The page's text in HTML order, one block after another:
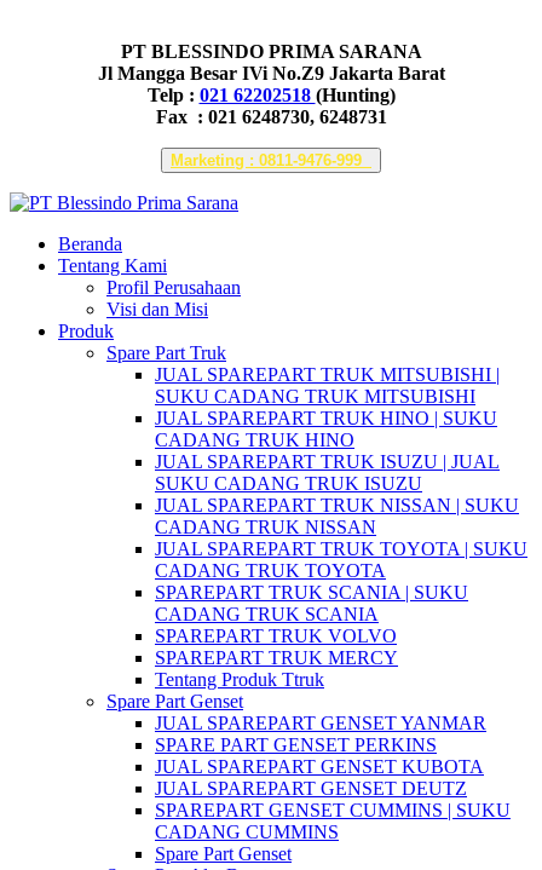
PT BLESSINDO PRIMA SARANA
Jl Mangga Besar IVi No.Z9 Jakarta Barat
Telp : 021 62202518 (Hunting)
Fax : 021 6248730, 6248731
Marketing : 0811-9476-999
Beranda
Tentang Kami
Profil Perusahaan
Visi dan Misi
Produk
Spare Part Truk
JUAL SPAREPART TRUK MITSUBISHI |
SUKU CADANG TRUK MITSUBISHI
JUAL SPAREPART TRUK HINO | SUKU
CADANG TRUK HINO
JUAL SPAREPART TRUK ISUZU | JUAL
SUKU CADANG TRUK ISUZU
JUAL SPAREPART TRUK NISSAN | SUKU
CADANG TRUK NISSAN
JUAL SPAREPART TRUK TOYOTA | SUKU
CADANG TRUK TOYOTA
SPAREPART TRUK SCANIA | SUKU
CADANG TRUK SCANIA
SPAREPART TRUK VOLVO
SPAREPART TRUK MERCY
Tentang Produk Ttruk
Spare Part Genset
JUAL SPAREPART GENSET YANMAR
SPARE PART GENSET PERKINS
JUAL SPAREPART GENSET KUBOTA
JUAL SPAREPART GENSET DEUTZ
SPAREPART GENSET CUMMINS | SUKU
CADANG CUMMINS
Spare Part Genset